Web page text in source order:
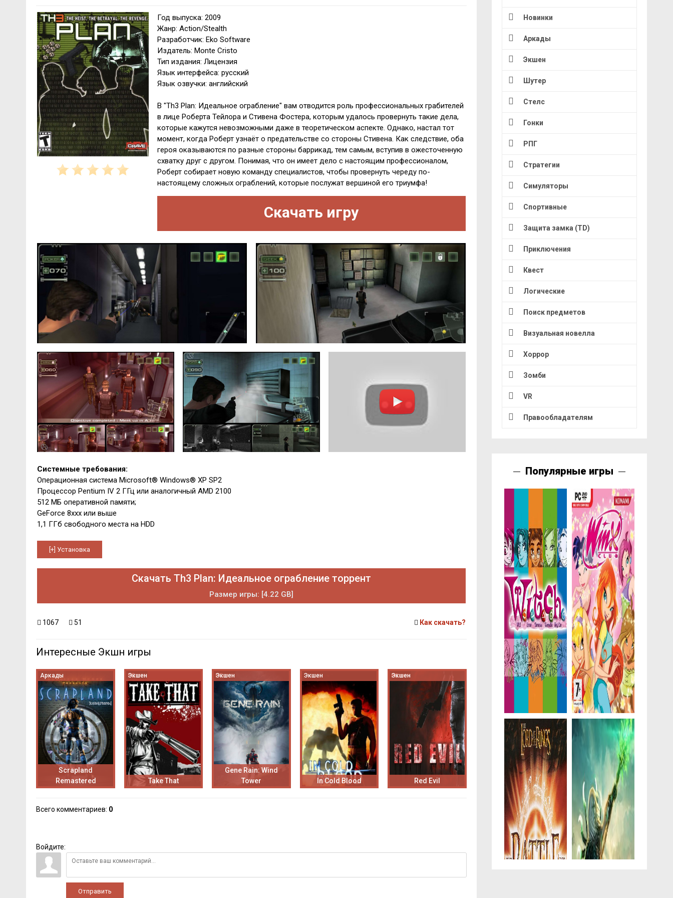
Год выпуска: 2009
Жанр: Action/Stealth
Разработчик: Eko Software
Издатель: Monte Cristo
Тип издания: Лицензия
Язык интерфейса: русский
Язык озвучки: английский
В "Th3 Plan: Идеальное ограбление" вам отводится роль профессиональных грабителей
в лице Роберта Тейлора и Стивена Фостера, которым удалось провернуть такие дела,
которые кажутся невозможными даже в теоретическом аспекте. Однако, настал тот
момент, когда Роберт узнаёт о предательстве со стороны Стивена. Как следствие, оба
героя оказываются по разные стороны баррикад, тем самым, вступив в ожесточенную
схватку друг с другом. Понимая, что он имеет дело с настоящим профессионалом,
Роберт собирает новую команду специалистов, чтобы провернуть череду по-
настоящему сложных ограблений, которые послужат вершиной его триумфа!
Скачать игру
Системные требования:
Операционная система Microsoft® Windows® XP SP2
Процессор Pentium IV 2 ГГц или аналогичный AMD 2100
512 МБ оперативной памяти;
GeForce 8xxx или выше
1,1 ГГб свободного места на HDD
Скачать Th3 Plan: Идеальное ограбление торрент
Размер игры: [4.22 GB]
1067 51 Как скачать?
Интересные Экшн игры
Аркады
Scrapland
Remastered
Экшен
Take That
Экшен
Gene Rain: Wind
Tower
Экшен
In Cold Blood
Экшен
Red Evil
Всего комментариев: 0
Войдите:
Отправить
Новинки
Аркады
Экшен
Шутер
Стелс
Гонки
РПГ
Стратегии
Симуляторы
Спортивные
Защита замка (TD)
Приключения
Квест
Логические
Поиск предметов
Визуальная новелла
Хоррор
Зомби
VR
Правообладателям
Популярные игры